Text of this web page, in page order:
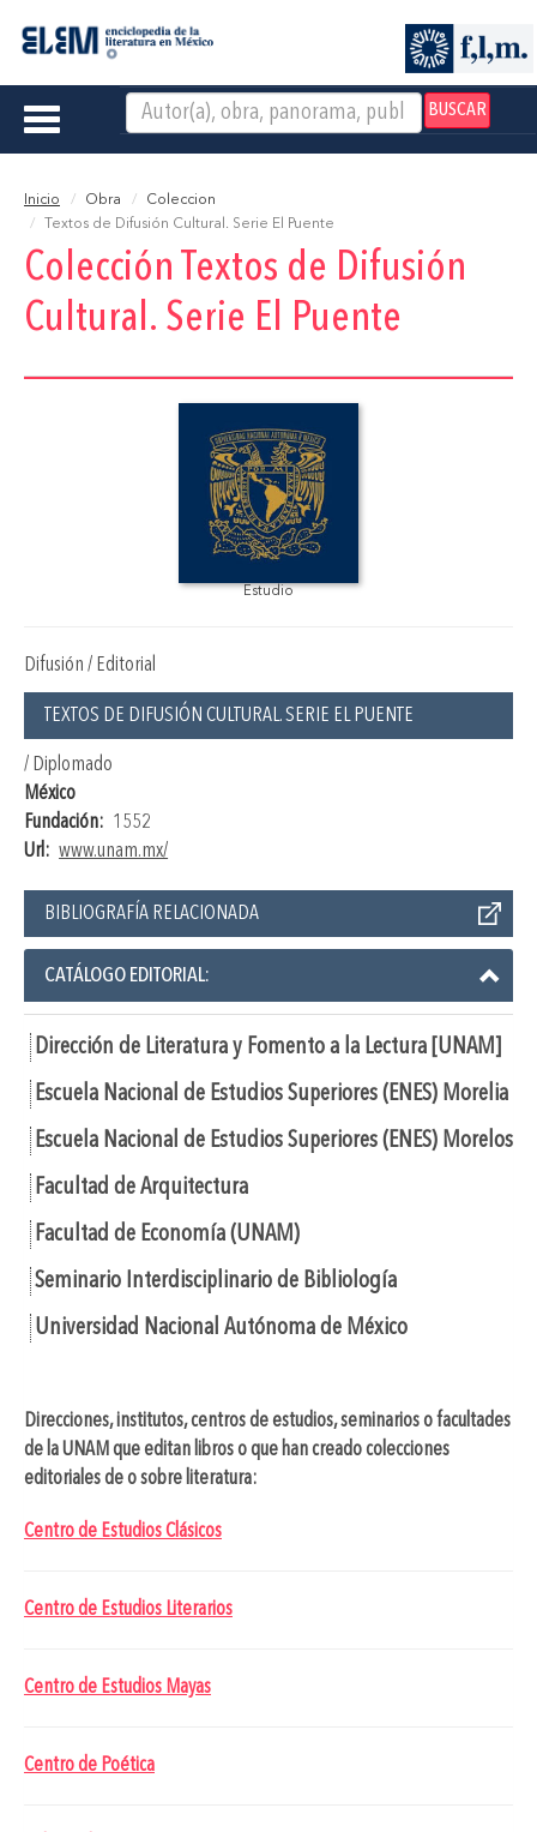
BUSCAR
Toggle
Inicio Obra
Coleccion
Textos de Difusión Cultural. Serie El Puente
Colección Textos de Difusión
Cultural. Serie El Puente
Estudio
Difusión / Editorial
TEXTOS DE DIFUSIÓN CULTURAL. SERIE EL PUENTE
/ Diplomado
México
Fundación: 1552
Url: www.unam.mx/
BIBLIOGRAFÍA RELACIONADA
CATÁLOGO EDITORIAL:
Dirección de Literatura y Fomento a la Lectura [UNAM]
Escuela Nacional de Estudios Superiores (ENES) Morelia
Escuela Nacional de Estudios Superiores (ENES) Morelos
Facultad de Arquitectura
Facultad de Economía (UNAM)
Seminario Interdisciplinario de Bibliología
Universidad Nacional Autónoma de México
Direcciones, institutos, centros de estudios, seminarios o facultades
de la UNAM que editan libros o que han creado colecciones
editoriales de o sobre literatura:
Centro de Estudios Clásicos
Centro de Estudios Literarios
Centro de Estudios Mayas
Centro de Poética